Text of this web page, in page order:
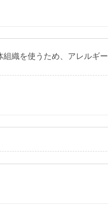
織を使うため、アレルギー